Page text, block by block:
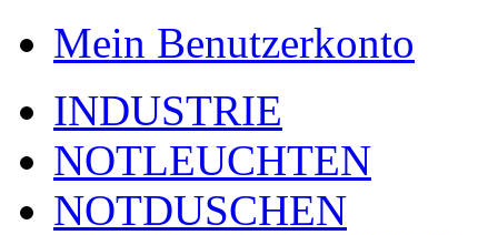
Mein Benutzerkonto
INDUSTRIE
NOTLEUCHTEN
NOTDUSCHEN